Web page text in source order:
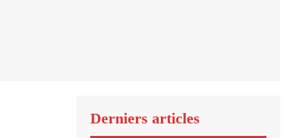
Derniers articles